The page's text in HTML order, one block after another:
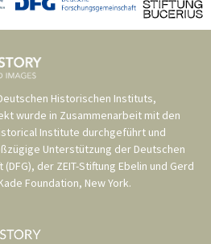
Historischen Instituts,
wurde in Zusammenarbeit mit den
Institute durchgeführt und
Unterstützung der Deutschen
, der ZEIT-Stiftung Ebelin und Gerd
Foundation, New York.